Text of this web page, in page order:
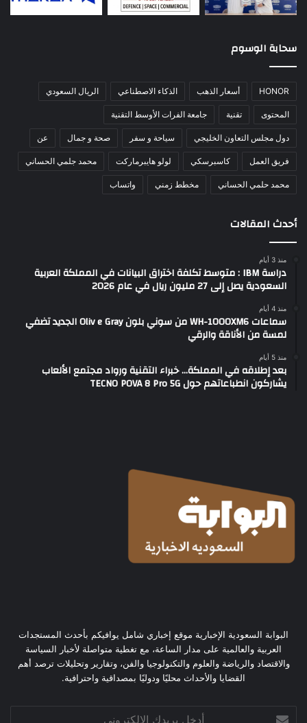
سحابة الوسوم
HONOR أسعار الذهب الذكاء الاصطناعي الريال السعودي
المحتوى تقنية جامعة الفرات الأوسط التقنية
دول مجلس التعاون الخليجي سياحة و سفر صحة و جمال عن
فريق العمل كاسبرسكي لولو هايبرماركت محمد جلمي الحساني
محمد حلمي الحساني مخطط زمني واتساب
أحدث المقالات
منذ 3 أيام
دراسة IBM : متوسط تكلفة اختراق البيانات في المملكة العربية
السعودية يصل إلى 27 مليون ريال في عام 2026
منذ 4 أيام
سماعات WH-1000XM6 من سوني بلون Oliv e Gray الجديد تضفي
لمسة من الأناقة والرقي
منذ 5 أيام
بعد إطلاقه في المملكة… خبراء التقنية ورواد مجتمع الألعاب
يشاركون انطباعاتهم حول TECNO POVA 8 Pro 5G
البوابة السعودية الإخبارية موقع إخباري شامل يوافيكم بأحدث المستجدات
العربية والعالمية على مدار الساعة، مع تغطية متواصلة لأخبار السياسة
والاقتصاد والرياضة والعلوم والتكنولوجيا والفن، وتقارير وتحليلات ترصد أهم
القضايا والأحداث محليًا ودوليًا بمصداقية واحترافية.